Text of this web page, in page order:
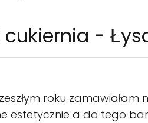
cukiernia -
roku zamawiałam
estetycznie a do tego